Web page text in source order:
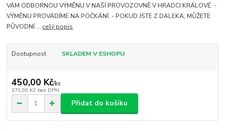
VÁM ODBORNOU VÝMĚNU V NAŠÍ PROVOZOVNĚ V HRADCI KRÁLOVÉ. -
VÝMĚNU PROVÁDÍME NA POČKÁNÍ. - POKUD JSTE Z DALEKA, MŮŽETE
PŮVODNÍ ... celý popis
Dostupnost SKLADEM V ESHOPU
450,00 Kč/ks
371,90 Kč bez DPH
Přidat do košíku